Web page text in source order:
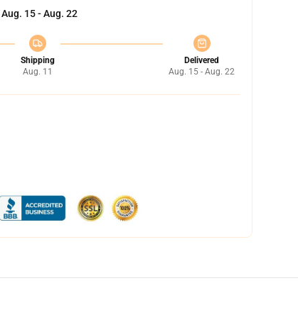
Aug. 15 - Aug. 22
Shipping
Aug. 11
Delivered
Aug. 15 - Aug. 22